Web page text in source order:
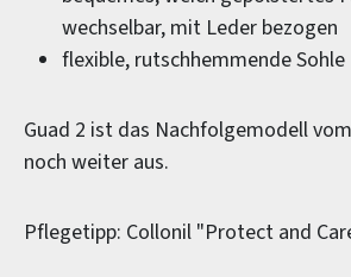
wechselbar, mit Leder bezogen
flexible, rutschhemmende Sohle
Guad 2 ist das Nachfolgemodell
noch weiter aus.
Pflegetipp: Collonil "Protect and